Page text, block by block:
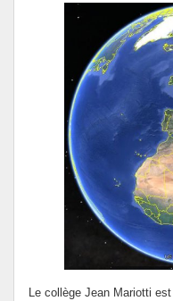
Le collège Jean Mariotti